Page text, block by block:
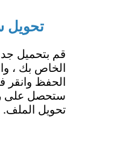
تحويل
الخاص بك ،
الحفظ وانقر
ستحصل على
تحويل الملف.